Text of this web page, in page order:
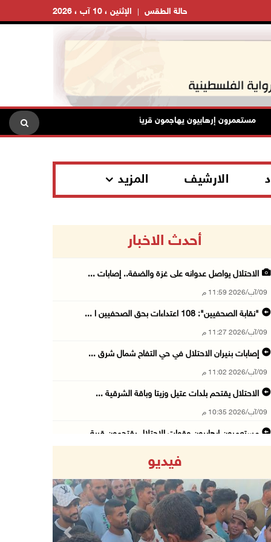
الإثنين ، 10 آب ، 2026 حالة الطقس
مستعمرون إرهابيون يهاجمون قرية المغير والاحتلال يعتقل شابين
الارشيف المزيد
أحدث الاخبار
الاحتلال يواصل عدوانه على غزة والضفة.. إصابات ...
09/آب/2026 11:59 م
"نقابة الصحفيين": 108 اعتداءات بحق الصحفيين ا ...
09/آب/2026 11:27 م
إصابات بنيران الاحتلال في حي التفاح شمال شرق ...
09/آب/2026 11:02 م
الاحتلال يقتحم بلدات عتيل وزيتا وباقة الشرقية ...
09/آب/2026 10:35 م
مستعمرون إرهابيون وقوات الاحتلال يقتحمون قرية ...
09/آب/2026 10:25 م
الاحتلال يقتحم المزرعة الغربية
09/آب/2026 10:18 م
فيديو
Previous Next